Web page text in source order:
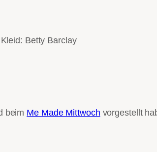
Kleid: Betty Barclay
beim Me Made Mittwoch vorgestellt